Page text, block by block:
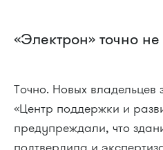
«Электрон» точно
Точно. Новых владельцев
«Центр поддержки и
предупреждали, что